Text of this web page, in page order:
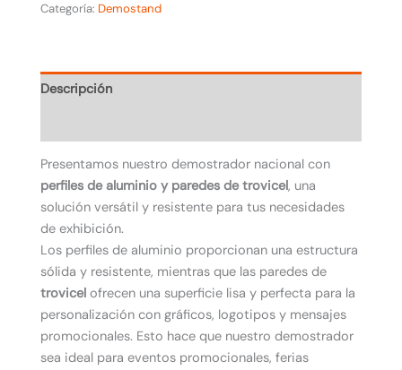
Categoría: Demostand
Descripción
Presentamos nuestro demostrador nacional con
perfiles de aluminio y paredes de trovicel, una
solución versátil y resistente para tus necesidades
de exhibición.
Los perfiles de aluminio proporcionan una estructura
sólida y resistente, mientras que las paredes de
trovicel ofrecen una superficie lisa y perfecta para la
personalización con gráficos, logotipos y mensajes
promocionales. Esto hace que nuestro demostrador
sea ideal para eventos promocionales, ferias